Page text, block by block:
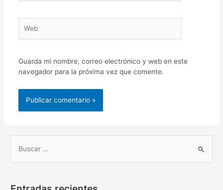
Guarda mi nombre, correo electrónico y web en este
navegador para la próxima vez que comente.
u